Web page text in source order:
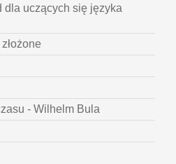
dla uczących się języka
- Wilhelm Bula